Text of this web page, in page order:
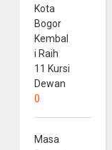
Kota
Bogor
Kembal
i Raih
11 Kursi
Dewan
0
Masa